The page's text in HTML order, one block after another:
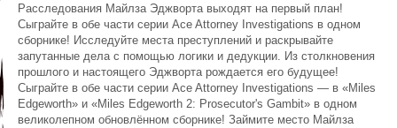
Расследования Майлза Эджворта выходят на первый план!
Сыграйте в обе части серии Ace Attorney Investigations в одном
сборнике! Исследуйте места преступлений и раскрывайте
запутанные дела с помощью логики и дедукции. Из столкновения
прошлого и настоящего Эджворта рождается его будущее!
Сыграйте в обе части серии Ace Attorney Investigations — в «Miles
Edgeworth» и «Miles Edgeworth 2: Prosecutor's Gambit» в одном
великолепном обновлённом сборнике! Займите место Майлза